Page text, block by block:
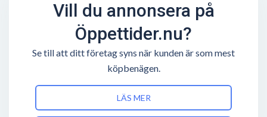
Vill du annonsera på
Öppettider.nu?
Se till att ditt företag syns när kunden är som mest
köpbenägen.
LÄS MER